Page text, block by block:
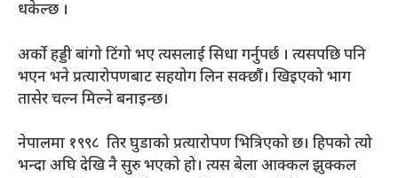
धकेल्छ ।
अर्को हड्डी बांगो टिंगो भए त्यसलाई सिधा गर्नुपर्छ । त्यसपछि पनि
भएन भने प्रत्यारोपणबाट सहयोग लिन सक्छौं। खिइएको भाग
तासेर चल्न मिल्ने बनाइन्छ।
नेपालमा १९९८ तिर घुडाको प्रत्यारोपण भित्रिएको छ। हिपको त्यो
भन्दा अघि देखि नै सुरु भएको हो। त्यस बेला आक्कल झुक्कल